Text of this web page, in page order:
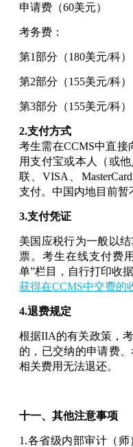
申请费（60美元）
考务费：
第1部分（180美元/科）
第2部分（155美元/科）
第3部分（155美元/科）
2.支付方式
考生需在CCMS中直
用支付宝或本人（或
联、VISA、
支付。中国内地目前暂
3.支付凭证
美国应税行为一般以
票。考生在线支付费
单”栏目，自行打印收
获得在CCMS中交费的
4.退费规定
根据IIA的有关政策，
的，已交纳的申请费
相关费用无法退还。
十一、其他注意事项
1.各省级内部审计（